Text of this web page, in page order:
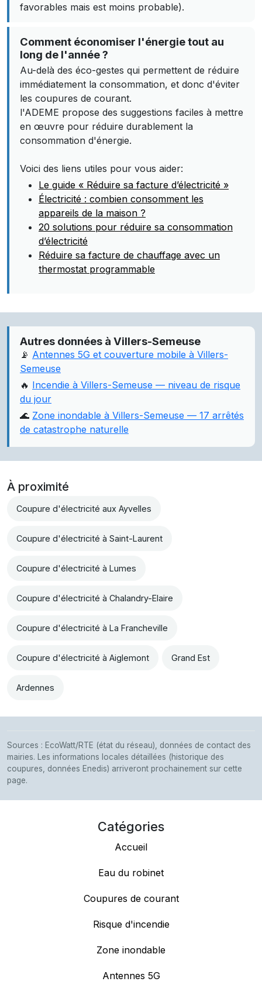
favorables mais est moins probable).
Comment économiser l'énergie tout au
long de l'année ?
Au-delà des éco-gestes qui permettent de réduire
immédiatement la consommation, et donc d'éviter
les coupures de courant.
l'ADEME propose des suggestions faciles à mettre
en œuvre pour réduire durablement la
consommation d'énergie.
Voici des liens utiles pour vous aider:
Le guide « Réduire sa facture d’électricité »
Électricité : combien consomment les
appareils de la maison ?
20 solutions pour réduire sa consommation
d’électricité
Réduire sa facture de chauffage avec un
thermostat programmable
Autres données à Villers-Semeuse
📡 Antennes 5G et couverture mobile à Villers-
Semeuse
🔥 Incendie à Villers-Semeuse — niveau de risque
du jour
🌊 Zone inondable à Villers-Semeuse — 17 arrêtés
de catastrophe naturelle
À proximité
Coupure d'électricité aux Ayvelles
Coupure d'électricité à Saint-Laurent
Coupure d'électricité à Lumes
Coupure d'électricité à Chalandry-Elaire
Coupure d'électricité à La Francheville
Coupure d'électricité à Aiglemont Grand Est
Ardennes
Sources : EcoWatt/RTE (état du réseau), données de contact des
mairies. Les informations locales détaillées (historique des
coupures, données Enedis) arriveront prochainement sur cette
page.
Catégories
Accueil
Eau du robinet
Coupures de courant
Risque d'incendie
Zone inondable
Antennes 5G